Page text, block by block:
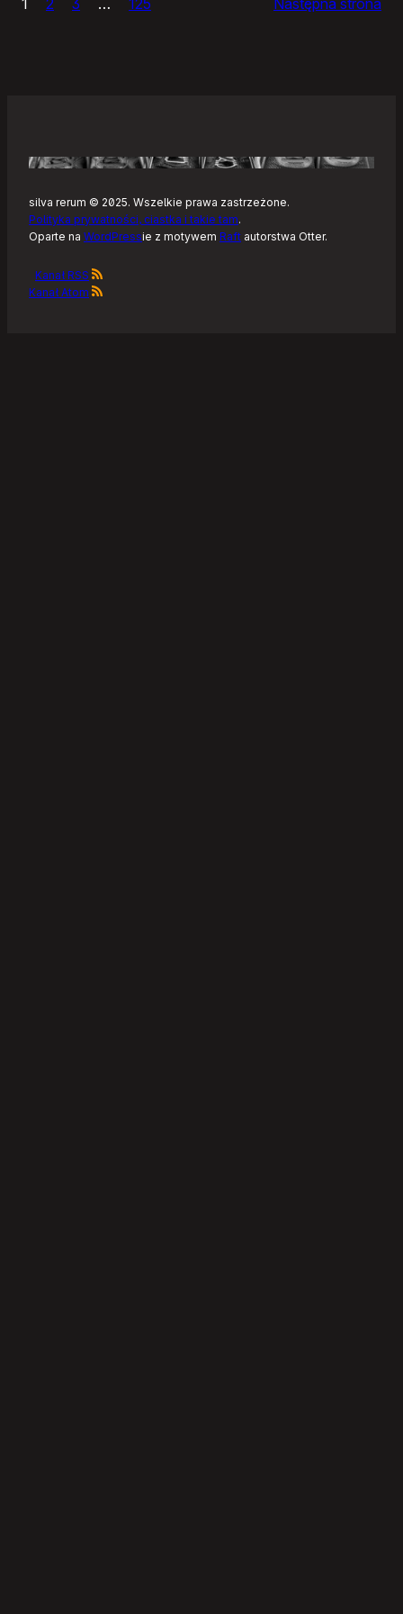
–
Linuksa
silva rerum © 2025. Wszelkie prawa zastrzeżone.
Polityka prywatności, ciastka i takie tam.
Oparte na WordPressie z motywem Raft autorstwa Otter.
Kanał RSS
Kanał Atom